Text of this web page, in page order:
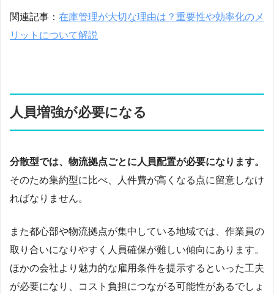
関連記事： 在庫管理が大切な理由は？重要性や効率化のメ
リットについて解説
人員増強が必要になる
分散型では、物流拠点ごとに人員配置が必要になります。
そのため集約型に比べ、人件費が高くなる点に留意しなけ
ればなりません。
また都心部や物流拠点が集中している地域では、作業員の
取り合いになりやすく人員確保が難しい傾向にあります。
ほかの会社より魅力的な雇用条件を提示するといった工夫
が必要になり、コスト負担につながる可能性があるでしょ